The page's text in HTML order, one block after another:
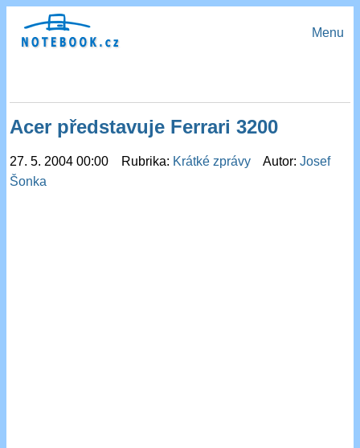
Menu
Acer představuje Ferrari 3200
27. 5. 2004 00:00 Rubrika: Krátké zprávy Autor:Josef
Šonka